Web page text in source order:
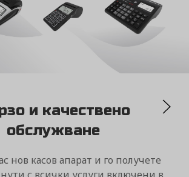
MYDAISY
Контролирайте бизнеса си само от
устройства Дейзи от всяка точка на